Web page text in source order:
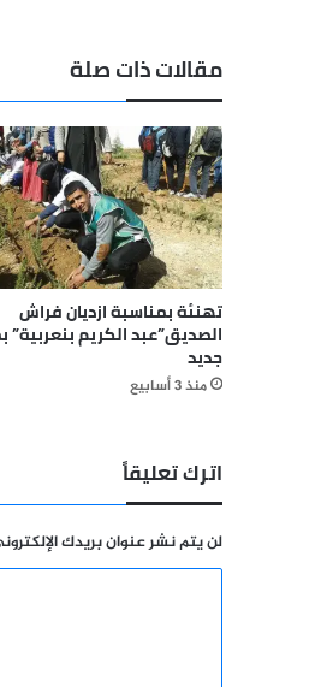
المبارك
مقالات ذات صلة
تهنئة بمناسبة ازديان فراش
الصديق”عبد الكريم بنعربية”
جديد
منذ 3 أسابيع
اترك تعليقاً
لن يتم نشر عنوان بريدك